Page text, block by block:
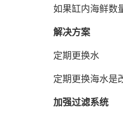
如果缸内海鲜数
解决方案
定期更换水
定期更换海水是
加强过滤系统